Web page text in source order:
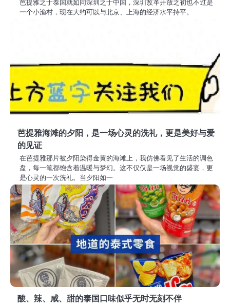
芭提雅之于泰国就如同深圳之于中国，深圳改革开放之初也不过是
一个小渔村，现在大约可以与北京、上海的经济水平持平。
芭提雅海滩的夕阳，是一场心灵的洗礼，更是美好与爱
的见证
在芭提雅那片被夕阳染得金黄的海滩上，我仿佛看见了生活的调色
盘，每一笔都饱含着温暖与梦幻。这不仅仅是一场视觉的盛宴，更
是心灵的一次洗礼。当夕阳如一
酸、辣、咸、甜的泰国口味似乎无时无刻不伴